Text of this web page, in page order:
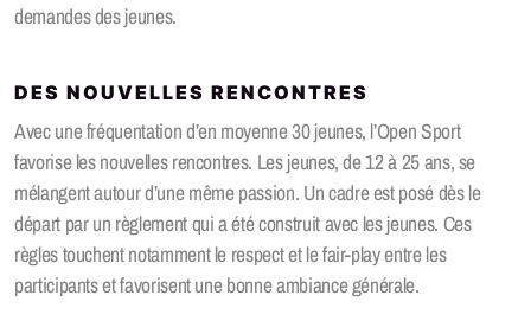
demandes des jeunes.
DES NOUVELLES RENCONTRES
Avec une fréquentation d’en moyenne 30 jeunes, l’Open Sport
favorise les nouvelles rencontres. Les jeunes, de 12 à 25 ans, se
mélangent autour d’une même passion. Un cadre est posé dès le
départ par un règlement qui a été construit avec les jeunes. Ces
règles touchent notamment le respect et le fair-play entre les
participants et favorisent une bonne ambiance générale.
Coaching
Zip Zap seniors
Projets de rencontres